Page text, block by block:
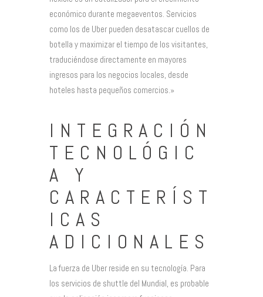
económico durante megaeventos. Servicios
como los de Uber pueden desatascar cuellos de
botella y maximizar el tiempo de los visitantes,
traduciéndose directamente en mayores
ingresos para los negocios locales, desde
hoteles hasta pequeños comercios.»
INTEGRACIÓN
TECNOLÓGIC
A Y
CARACTERÍST
ICAS
ADICIONALES
La fuerza de Uber reside en su tecnología. Para
los servicios de shuttle del Mundial, es probable